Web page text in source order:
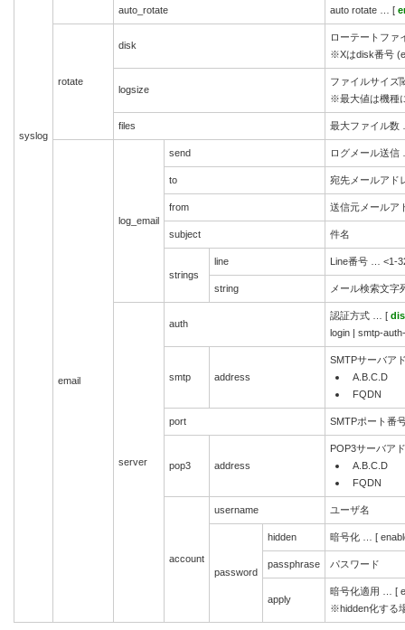
syslog
auto_rotate auto rotate … [
rotate
disk
ローテートフ
※Xはdisk番号
logsize
ファイルサイズ
※最大値は機種
files 最大ファイル数
email
log_email
send ログメール送
to 宛先メールアド
from 送信元メールア
subject 件名
strings
line Line番号 … <1-
string メール検索文字
server
auth
認証方式 … [
login | smtp-
smtp address
SMTPサーバア
A.B.C.D
FQDN
port SMTPポート番
pop3 address
POP3サーバア
A.B.C.D
FQDN
account
username ユーザ名
password
hidden 暗号化 … [
passphrase パスワード
apply
暗号化適用 … [
※hidden化する